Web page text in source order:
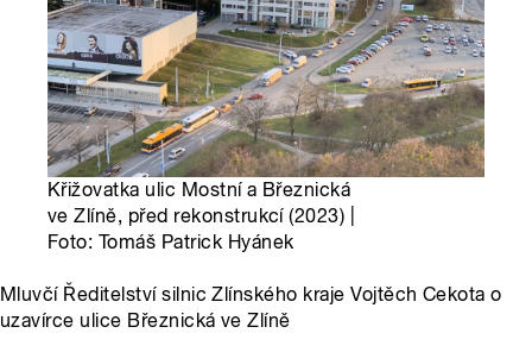
Křižovatka ulic Mostní a Březnická
ve Zlíně, před rekonstrukcí (2023) |
Foto: Tomáš Patrick Hyánek
Mluvčí Ředitelství silnic Zlínského kraje Vojtěch Cekota o
uzavírce ulice Březnická ve Zlíně